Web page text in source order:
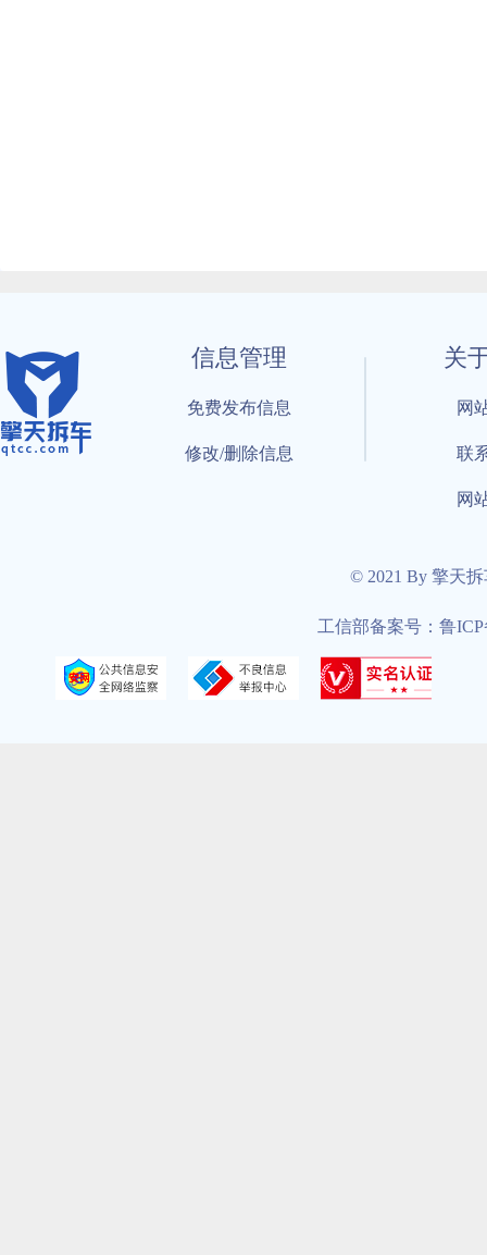
信息管理
免费发布信息
修改/删除信息
关
网
联
网
© 2021 By 擎天
工信部备案号：鲁